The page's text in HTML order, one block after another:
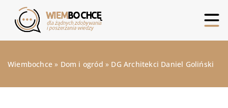
Wiembochce » Dom i ogród » DG Architekci Daniel Goliński